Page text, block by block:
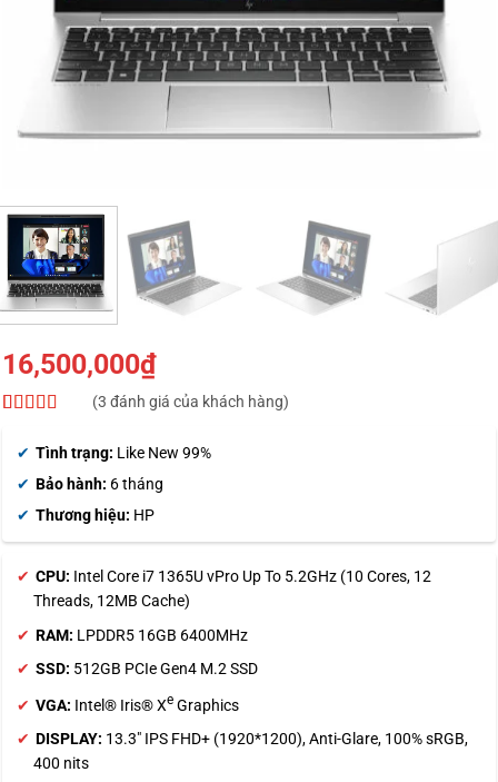
16,500,000₫
dựa trên
đánh giá
(3 đánh giá của khách hàng)
Tình trạng: Like New 99%
Bảo hành: 6 tháng
Thương hiệu: HP
CPU: Intel Core i7 1365U vPro Up To 5.2GHz (10 Cores, 12
Threads, 12MB Cache)
RAM: LPDDR5 16GB 6400MHz
SSD: 512GB PCIe Gen4 M.2 SSD
VGA: Intel® Iris® Xe Graphics
DISPLAY: 13.3″ IPS FHD+ (1920*1200), Anti-Glare, 100% sRGB,
400 nits